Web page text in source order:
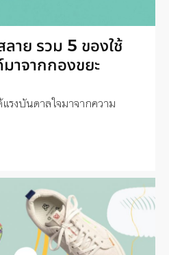
าย รวม 5 ของใช้
าจากกองขยะ
แรงบันดาลใจมาจากความ